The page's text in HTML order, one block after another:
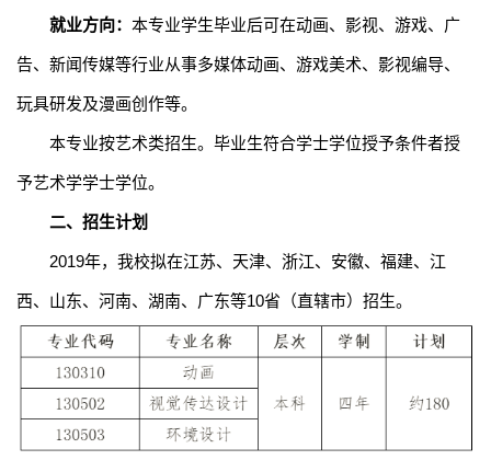
就业方向： 本专业学生毕业后可在动画、影视、游戏、广
告、新闻传媒等行业从事多媒体动画、游戏美术、影视编导、
玩具研发及漫画创作等。
本专业按艺术类招生。毕业生符合学士学位授予条件者授
予艺术学学士学位。
二、招生计划
2019年，我校拟在江苏、天津、浙江、安徽、福建、江
西、山东、河南、湖南、广东等10省（直辖市）招生。